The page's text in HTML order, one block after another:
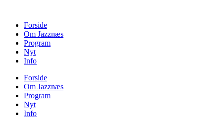
Forside
Om Jazznæs
Program
Nyt
Info
Forside
Om Jazznæs
Program
Nyt
Info